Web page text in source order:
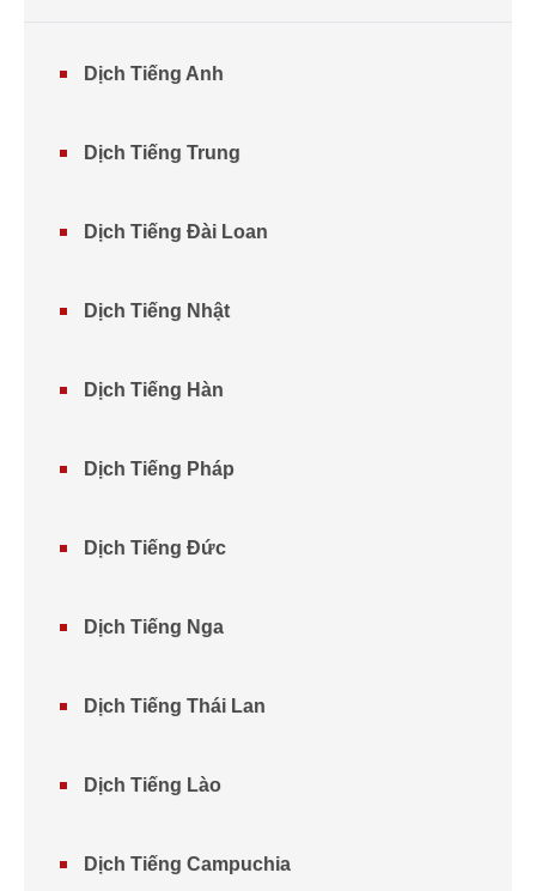
Dịch Tiếng Anh
Dịch Tiếng Trung
Dịch Tiếng Đài Loan
Dịch Tiếng Nhật
Dịch Tiếng Hàn
Dịch Tiếng Pháp
Dịch Tiếng Đức
Dịch Tiếng Nga
Dịch Tiếng Thái Lan
Dịch Tiếng Lào
Dịch Tiếng Campuchia